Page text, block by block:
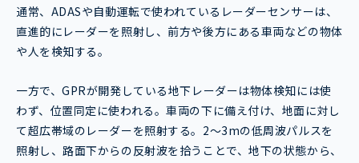
通常、ADASや自動運転で使われているレーダーセンサーは、
直進的にレーダーを照射し、前方や後方にある車両などの物体
や人を検知する。
一方で、GPRが開発している地下レーダーは物体検知には使
わず、位置同定に使われる。車両の下に備え付け、地面に対し
て超広帯域のレーダーを照射する。2〜3mの低周波パルスを
照射し、路面下からの反射波を拾うことで、地下の状態から、